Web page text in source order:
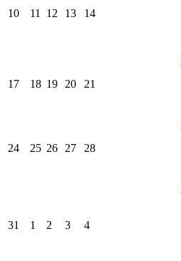
10 11 12 13 14
17 18 19 20 21
24 25 26 27 28
31 1 2 3 4